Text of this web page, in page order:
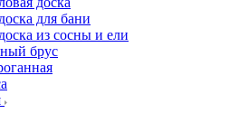
для бани
из сосны и ели
брус